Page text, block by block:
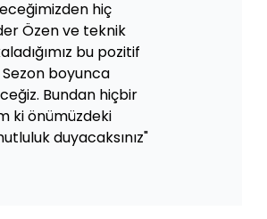
hiç
Özen ve teknik
bu pozitif
boyunca
Bundan hiçbir
ki önümüzdeki
duyacaksınız"